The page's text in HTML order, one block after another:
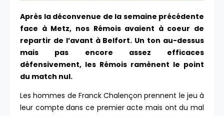
Après la déconvenue de la semaine précédente
face à Metz, nos Rémois avaient à coeur de
repartir de l’avant à Belfort. Un ton au-dessus
mais pas encore assez efficaces
défensivement, les Rémois ramènent le point
du match nul.
Les hommes de Franck Chalençon prennent le jeu à
leur compte dans ce premier acte mais ont du mal